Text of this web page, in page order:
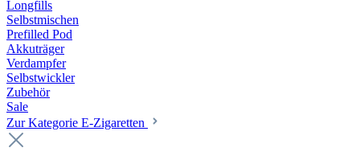
Longfills
Selbstmischen
Prefilled Pod
Akkuträger
Verdampfer
Selbstwickler
Zubehör
Sale
Zur Kategorie E-Zigaretten